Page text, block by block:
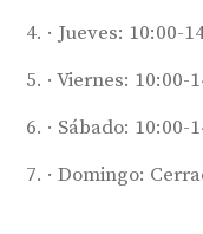
Jueves: 10:00-
Viernes: 10:00-
Sábado: 10:00-
Domingo: